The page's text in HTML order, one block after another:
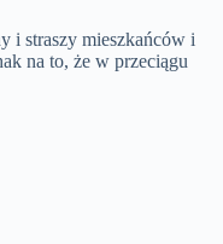
i straszy mieszkańców i
na to, że w przeciągu